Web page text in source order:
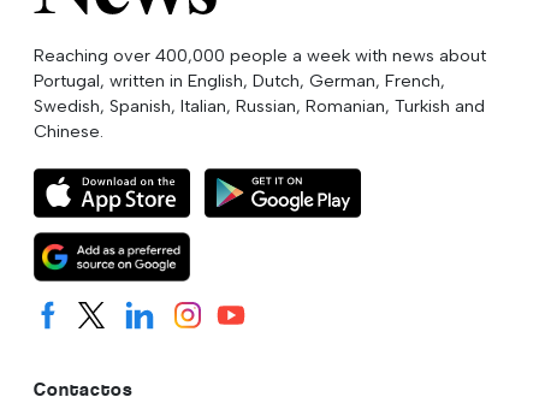
Reaching over 400,000 people a week with news about
Portugal, written in English, Dutch, German, French,
Swedish, Spanish, Italian, Russian, Romanian, Turkish and
Chinese.
Contactos